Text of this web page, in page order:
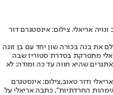
אריאלי. צילום: אינסטגרם דור
את בנה בכורה שון יחד עם בן זוגה
מתפרקת בסדרת סטוריז שבה
שהיא חווה עד כה ומודה: לא
ודור טאוב,צילום: אינסטגרם
החרדתיות", כתבה אריאלי על